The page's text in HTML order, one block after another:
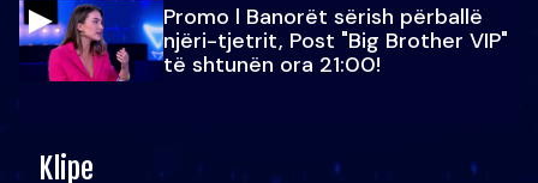
Promo l Banorët sërish përballë
njëri-tjetrit, Post "Big Brother VIP"
të shtunën ora 21:00!
Klipe